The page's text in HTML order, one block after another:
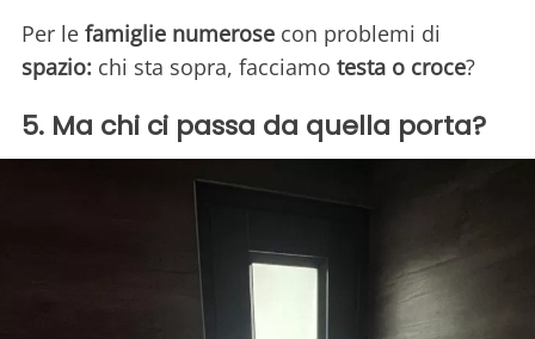
Per le famiglie numerose con problemi di
spazio: chi sta sopra, facciamo testa o croce?
5. Ma chi ci passa da quella porta?